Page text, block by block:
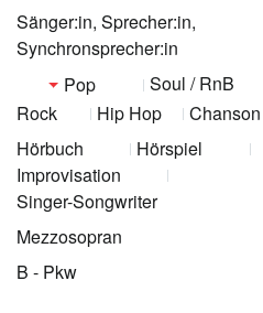
Sänger:in, Sprecher:in,
Synchronsprecher:in
Pop
Soul / RnB
Rock
Hip Hop
Chanson
Hörbuch
Hörspiel
Improvisation
Singer-Songwriter
Mezzosopran
B - Pkw